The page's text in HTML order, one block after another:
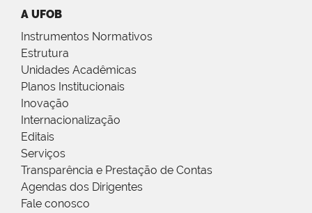
A UFOB
Instrumentos Normativos
Estrutura
Unidades Acadêmicas
Planos Institucionais
Inovação
Internacionalização
Editais
Serviços
Transparência e Prestação de Contas
Agendas dos Dirigentes
Fale conosco